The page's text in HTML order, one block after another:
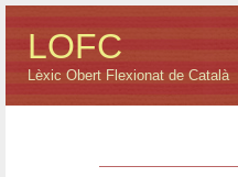
LOFC
Lèxic Obert Flexionat de Català